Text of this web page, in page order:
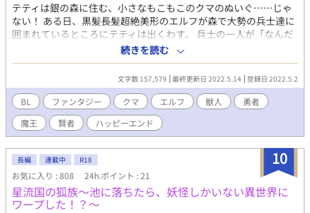
テティは銀の森に住む、小さなもこもこのクマのぬいぐ……じゃ
ない！ ある日、黒髪長髪超絶美形のエルフが森で大勢の兵士達に
囲まれているところにテティは出くわす。 兵士の一人が「なんだ
ぬいぐるみか」と言ったひと言にテティは激怒して、星のロッド
でそいつをぽこった。 「ぬいぐるみじゃない！！」 助けたグラム
ファフナーはこの国の宰相で、ちょっと訳ありな感じの彼にテテ
ィは勢い？でついていくことにした。 悪い大公をやっつけて、勇
者の子孫だという小さな王様を助けたら、ここにいて！とお願い
されて、テティは王宮で暮らすことになる。 ある月夜の晩。テテ
ィはクマの皮？を脱いで“裸”になってお城の噴水で泳いでいると
ころを、グラムファフナーに見つかってしまう。 なんと、クロク
マのぬいぐ……じゃない！の中身は月色の髪の美少年だった！！
誰にもないしょだよ！の中身はない！といいながら、実はあっ
た！テティのあいとゆうきの物語。 ムーンライトノベルズさんに
も掲載しています。
続きを読む
文字数 157,579 最終更新日 2022.5.14 登録日 2022.5.2
BL ファンタジー クマ エルフ 獣人
勇者
魔王
賢者 ハッピーエンド
10
長編 連載中 R18
お気に入り : 808 24h.ポイント : 21
星流国の狐族〜池に落ちたら、妖怪しかいない異世界に
ワープした！？〜